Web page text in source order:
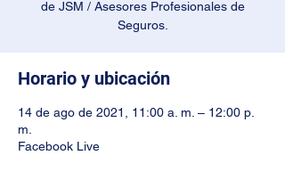
de JSM / Asesores Profesionales de
Seguros.
Horario y ubicación
14 de ago de 2021, 11:00 a. m. – 12:00 p.
m.
Facebook Live